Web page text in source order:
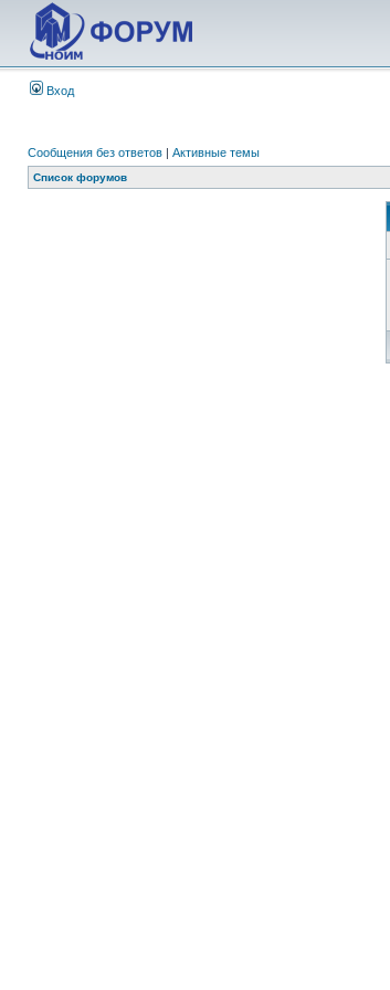
Вход
Сообщения без ответов | Активные темы
Список форумов